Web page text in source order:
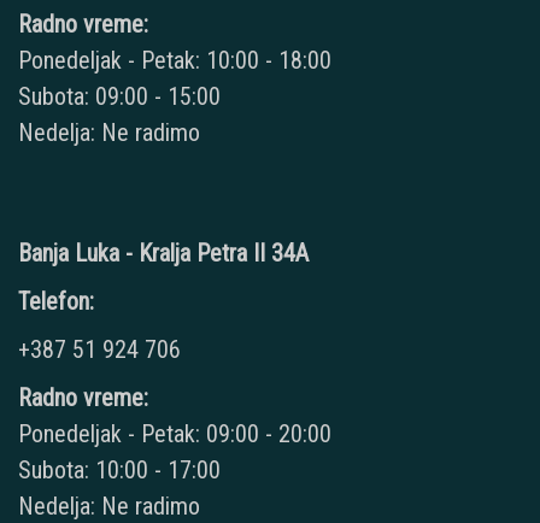
Radno vreme:
Ponedeljak - Petak: 10:00 - 18:00
Subota: 09:00 - 15:00
Nedelja: Ne radimo
Banja Luka - Kralja Petra II 34A
Telefon:
+387 51 924 706
Radno vreme:
Ponedeljak - Petak: 09:00 - 20:00
Subota: 10:00 - 17:00
Nedelja: Ne radimo